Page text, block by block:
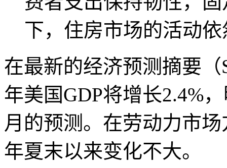
下，住房市场的活动
在最新的经济预测摘要
年美国GDP将增长2.4%
月的预测。在劳动力市
年夏末以来变化不大。